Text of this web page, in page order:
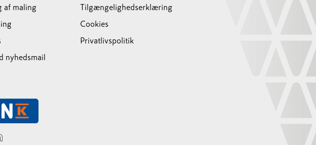
af maling
nyhedsmail
Tilgængelighedserklæring
Cookies
Privatlivspolitik